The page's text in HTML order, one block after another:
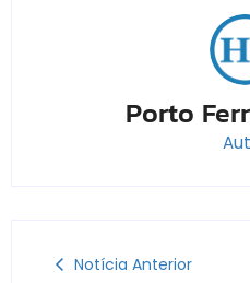
Porto
Notícia Anterior